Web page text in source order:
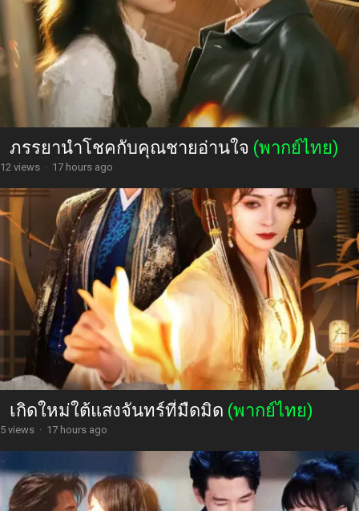
ภรรยานำโชคกับคุณชายอ่านใจ (พากย์ไทย)
12 views · 17 hours ago
เกิดใหม่ใต้แสงจันทร์ที่มืดมิด (พากย์ไทย)
5 views · 17 hours ago